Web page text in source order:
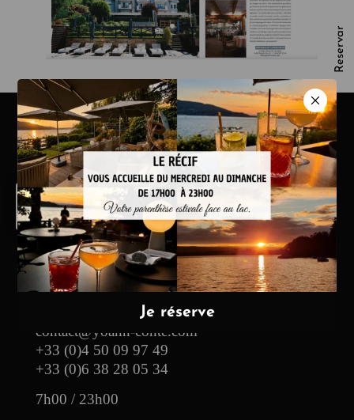
Hotel & Restaurante
13, route des Pensières
74290 Veyrier-du-Lac
contact@yoann-conte.com
+33 (0)4 50 09 97 49
+33 (0)6 38 28 05 34
7h00 / 23h00
Reservar